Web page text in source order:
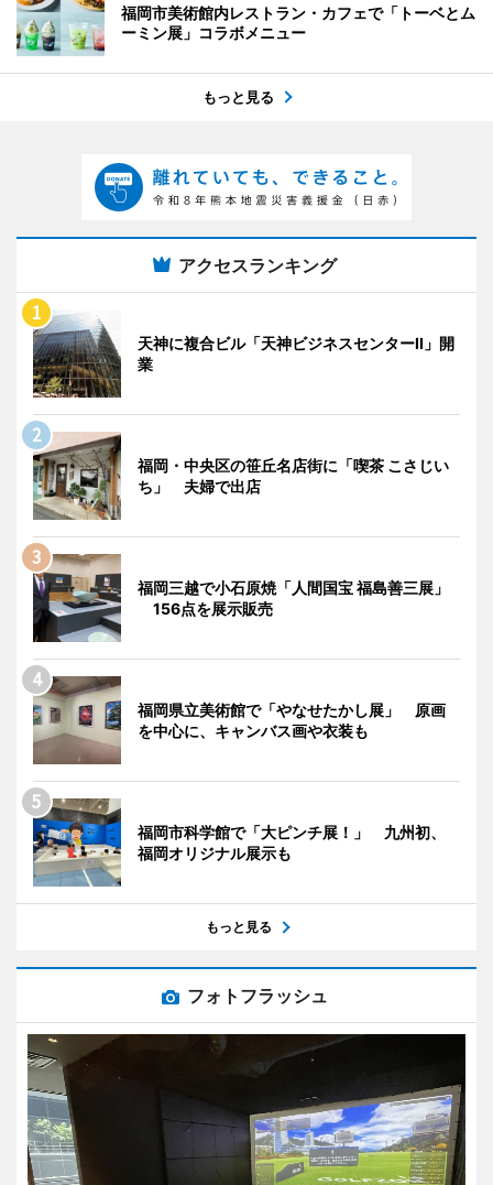
福岡市美術館内レストラン・カフェで「トーベとム
ーミン展」コラボメニュー
もっと見る
アクセスランキング
天神に複合ビル「天神ビジネスセンターII」開
業
福岡・中央区の笹丘名店街に「喫茶 こさじい
ち」 夫婦で出店
福岡三越で小石原焼「人間国宝 福島善三展」
156点を展示販売
福岡県立美術館で「やなせたかし展」 原画
を中心に、キャンバス画や衣装も
福岡市科学館で「大ピンチ展！」 九州初、
福岡オリジナル展示も
もっと見る
フォトフラッシュ